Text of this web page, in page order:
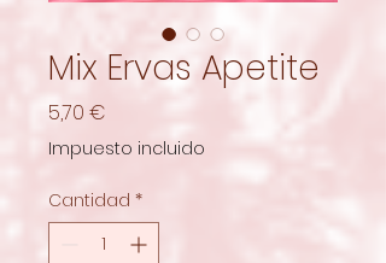
Mix Ervas Apetite
5,70 €
Impuesto incluido
Cantidad *